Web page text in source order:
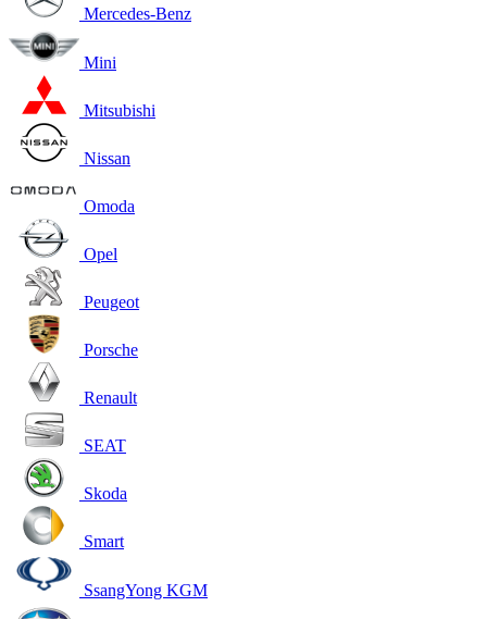
Mercedes-Benz
Mini
Mitsubishi
Nissan
Omoda
Opel
Peugeot
Porsche
Renault
SEAT
Skoda
Smart
SsangYong KGM